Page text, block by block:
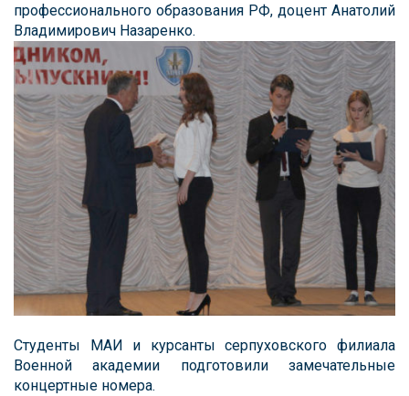
профессионального образования РФ, доцент Анатолий
Владимирович Назаренко.
Студенты МАИ и курсанты серпуховского филиала
Военной академии подготовили замечательные
концертные номера.